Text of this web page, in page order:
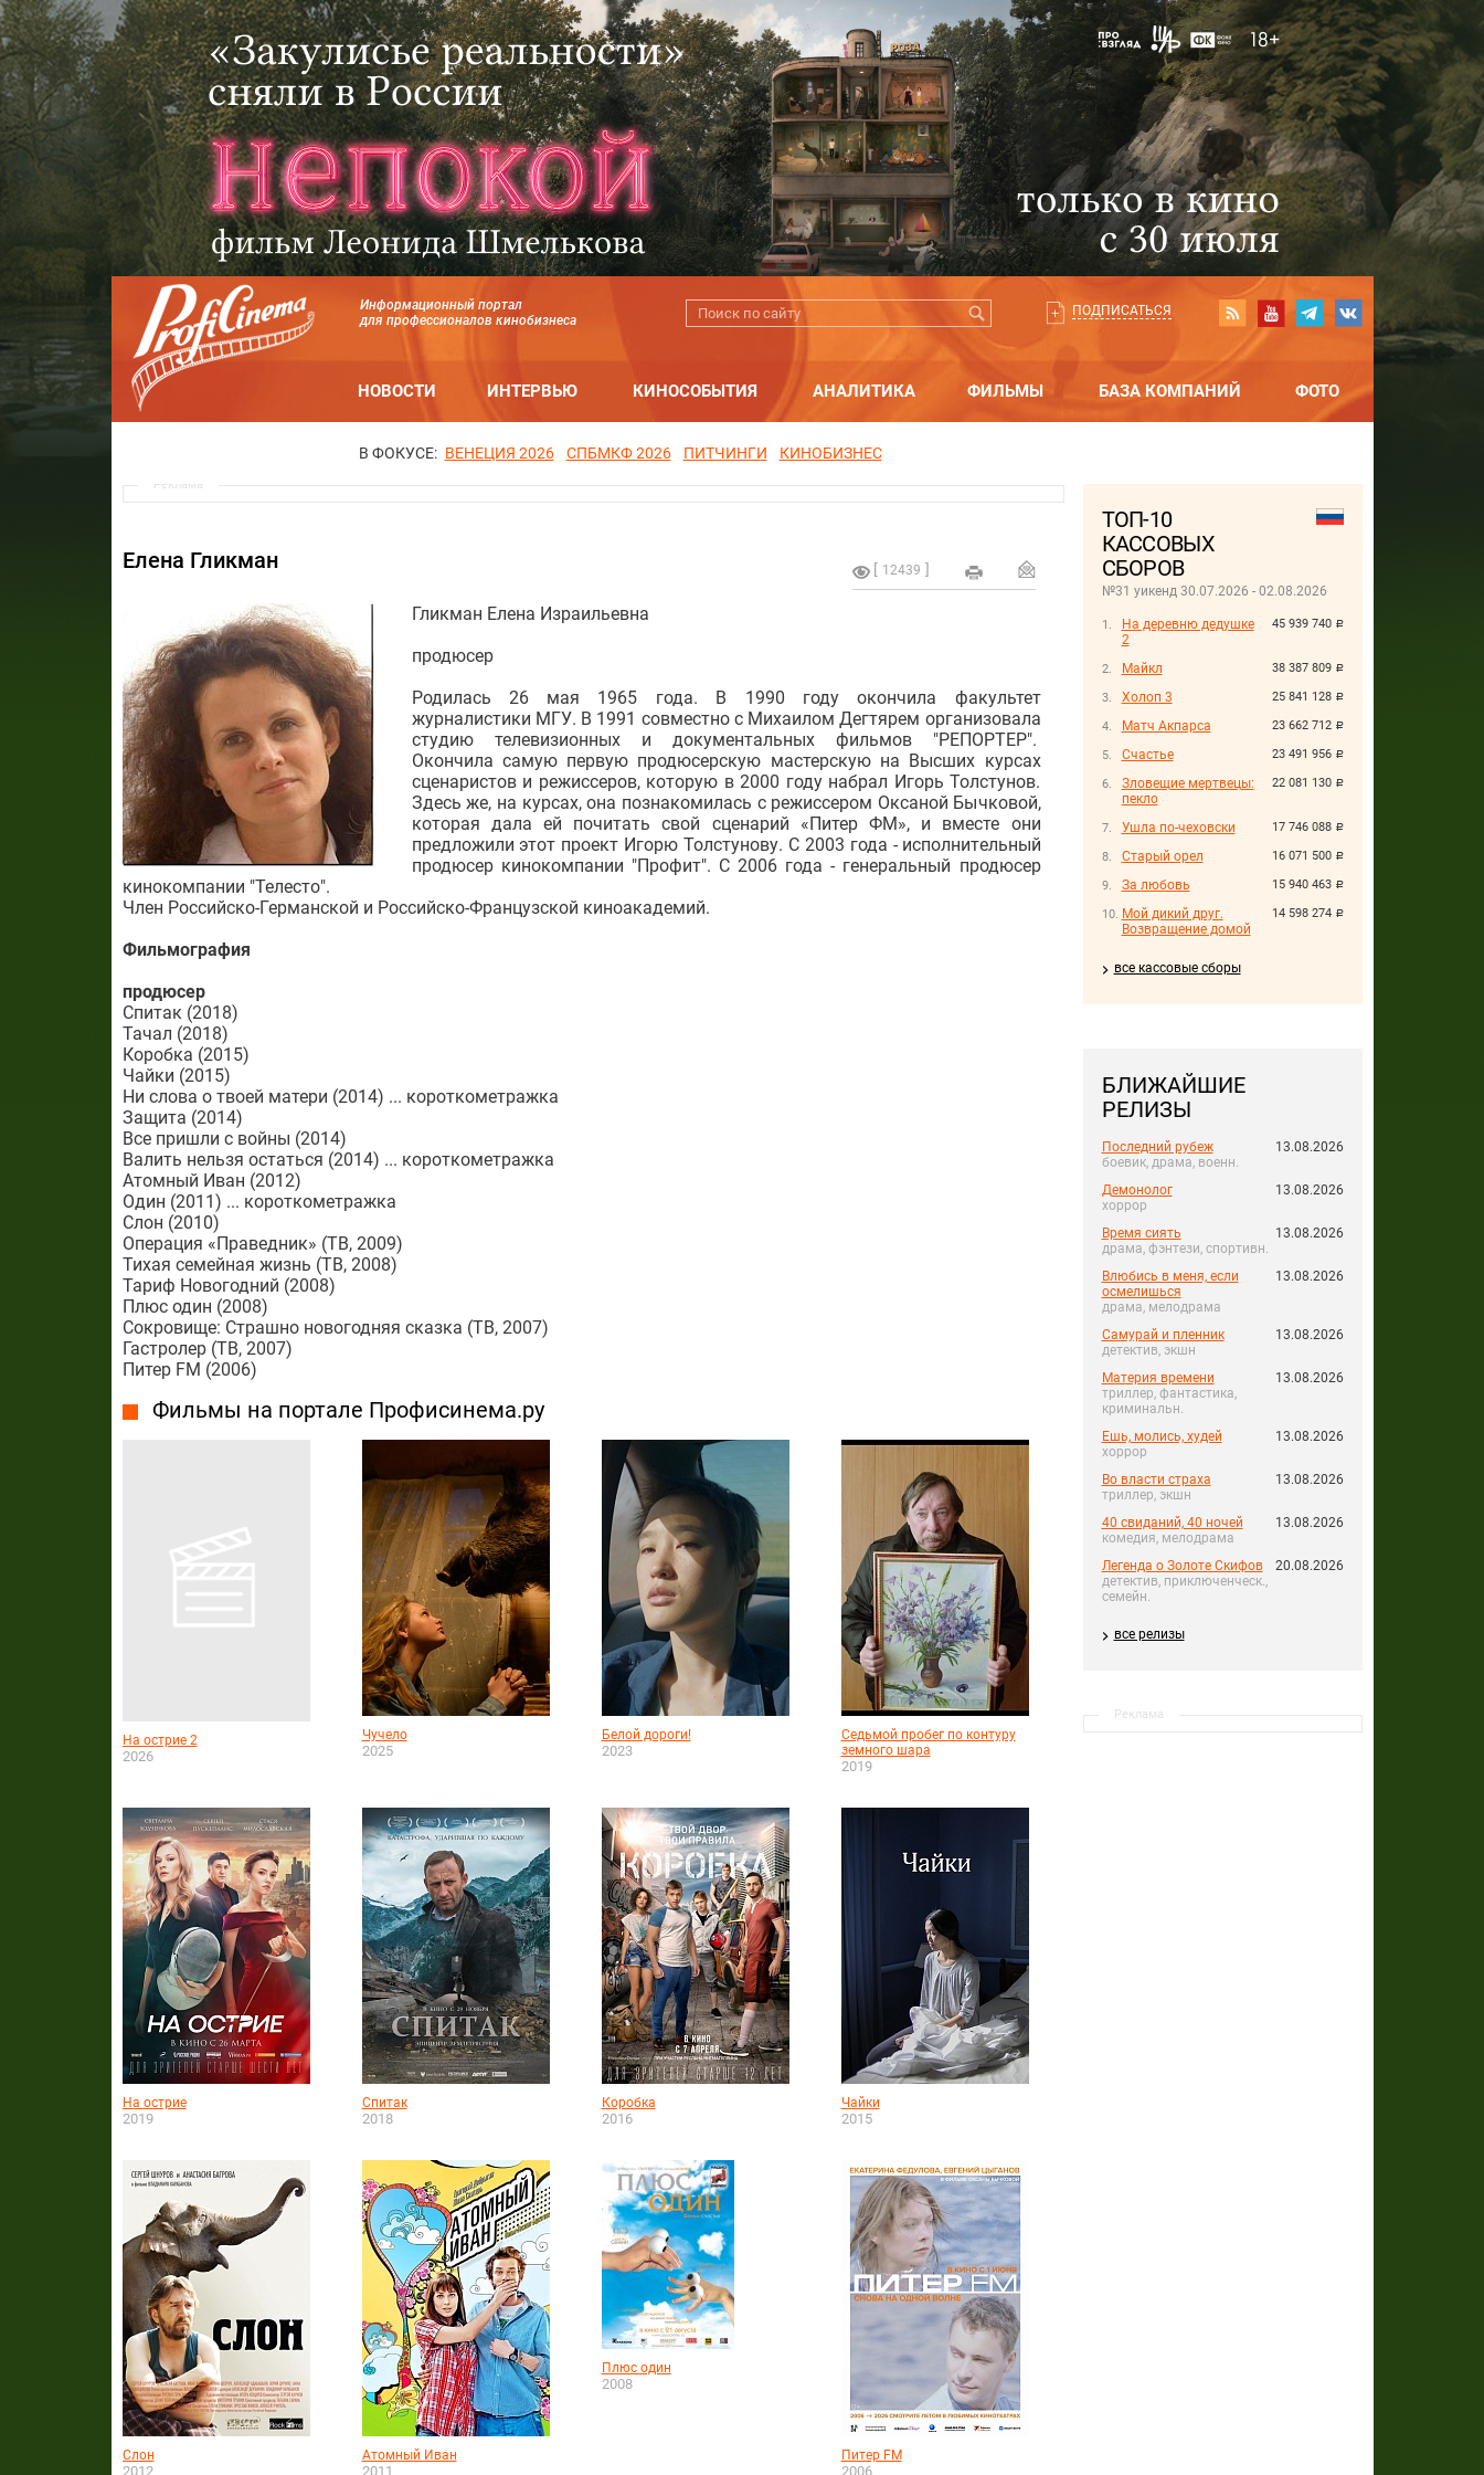
Информационный портал
для профессионалов кинобизнеса
ПОДПИСАТЬСЯ
НОВОСТИ ИНТЕРВЬЮ КИНОСОБЫТИЯ АНАЛИТИКА ФИЛЬМЫ БАЗА КОМПАНИЙ ФОТО
В ФОКУСЕ: ВЕНЕЦИЯ 2026 СПБМКФ 2026 ПИТЧИНГИ КИНОБИЗНЕС
ТОП-10
КАССОВЫХ
СБОРОВ
№31 уикенд 30.07.2026 - 02.08.2026
45 939 740 руб.
На деревню дедушке
2
38 387 809 руб.
Майкл
25 841 128 руб.
Холоп 3
23 662 712 руб.
Матч Акпарса
23 491 956 руб.
Счастье
22 081 130 руб.
Зловещие мертвецы:
пекло
17 746 088 руб.
Ушла по-чеховски
16 071 500 руб.
Старый орел
15 940 463 руб.
За любовь
14 598 274 руб.
Мой дикий друг.
Возвращение домой
все кассовые сборы
БЛИЖАЙШИЕ
РЕЛИЗЫ
Последний рубеж
боевик, драма, военн.
13.08.2026
Демонолог
хоррор
13.08.2026
Время сиять
драма, фэнтези, спортивн.
13.08.2026
Влюбись в меня, если
осмелишься
драма, мелодрама
13.08.2026
Самурай и пленник
детектив, экшн
13.08.2026
Материя времени
триллер, фантастика,
криминальн.
13.08.2026
Ешь, молись, худей
хоррор
13.08.2026
Во власти страха
триллер, экшн
13.08.2026
40 свиданий, 40 ночей
комедия, мелодрама
13.08.2026
Легенда о Золоте Скифов
детектив, приключенческ.,
семейн.
20.08.2026
все релизы
Реклама
Реклама
12439
Елена Гликман
Гликман Елена Израильевна
продюсер
Родилась 26 мая 1965 года. В 1990 году окончила факультет
журналистики МГУ. В 1991 совместно с Михаилом Дегтярем организовала
студию телевизионных и документальных фильмов "РЕПОРТЕР".
Окончила самую первую продюсерскую мастерскую на Высших курсах
сценаристов и режиссеров, которую в 2000 году набрал Игорь Толстунов.
Здесь же, на курсах, она познакомилась с режиссером Оксаной Бычковой,
которая дала ей почитать свой сценарий «Питер ФМ», и вместе они
предложили этот проект Игорю Толстунову. С 2003 года - исполнительный
продюсер кинокомпании "Профит". С 2006 года - генеральный продюсер
кинокомпании "Телесто".
Член Российско-Германской и Российско-Французской киноакадемий.
Фильмография
продюсер
Спитак (2018)
Тачал (2018)
Коробка (2015)
Чайки (2015)
Ни слова о твоей матери (2014) ... короткометражка
Защита (2014)
Все пришли с войны (2014)
Валить нельзя остаться (2014) ... короткометражка
Атомный Иван (2012)
Один (2011) ... короткометражка
Слон (2010)
Операция «Праведник» (ТВ, 2009)
Тихая семейная жизнь (ТВ, 2008)
Тариф Новогодний (2008)
Плюс один (2008)
Сокровище: Страшно новогодняя сказка (ТВ, 2007)
Гастролер (ТВ, 2007)
Питер FM (2006)
Фильмы на портале Профисинема.ру
На острие 2
2026
Чучело
2025
Белой дороги!
2023
Седьмой пробег по контуру
земного шара
2019
На острие
2019
Спитак
2018
Коробка
2016
Чайки
2015
Слон
2012
Атомный Иван
2011
Плюс один
2008
Питер FM
2006